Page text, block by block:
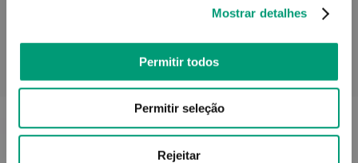
Mostrar detalhes
Permitir todos
Permitir seleção
Rejeitar
PODERÁ TAMBÉM GOSTAR